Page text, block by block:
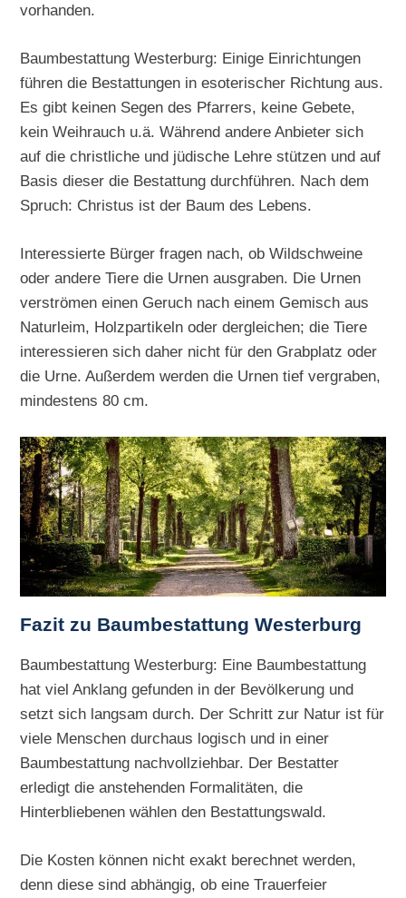
vorhanden.
Baumbestattung Westerburg: Einige Einrichtungen
führen die Bestattungen in esoterischer Richtung aus.
Es gibt keinen Segen des Pfarrers, keine Gebete,
kein Weihrauch u.ä. Während andere Anbieter sich
auf die christliche und jüdische Lehre stützen und auf
Basis dieser die Bestattung durchführen. Nach dem
Spruch: Christus ist der Baum des Lebens.
Interessierte Bürger fragen nach, ob Wildschweine
oder andere Tiere die Urnen ausgraben. Die Urnen
verströmen einen Geruch nach einem Gemisch aus
Naturleim, Holzpartikeln oder dergleichen; die Tiere
interessieren sich daher nicht für den Grabplatz oder
die Urne. Außerdem werden die Urnen tief vergraben,
mindestens 80 cm.
Fazit zu Baumbestattung Westerburg
Baumbestattung Westerburg: Eine Baumbestattung
hat viel Anklang gefunden in der Bevölkerung und
setzt sich langsam durch. Der Schritt zur Natur ist für
viele Menschen durchaus logisch und in einer
Baumbestattung nachvollziehbar. Der Bestatter
erledigt die anstehenden Formalitäten, die
Hinterbliebenen wählen den Bestattungswald.
Die Kosten können nicht exakt berechnet werden,
denn diese sind abhängig, ob eine Trauerfeier